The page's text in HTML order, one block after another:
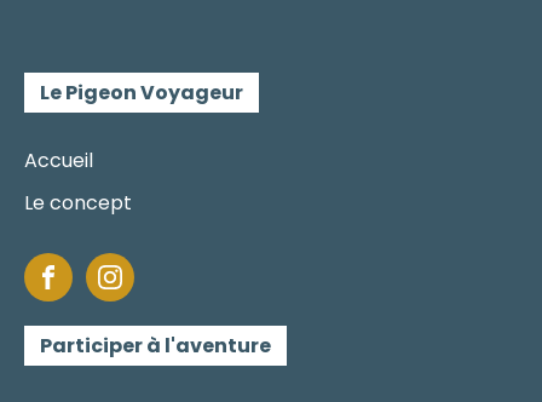
Le Pigeon Voyageur
Accueil
Le concept
Participer à l'aventure